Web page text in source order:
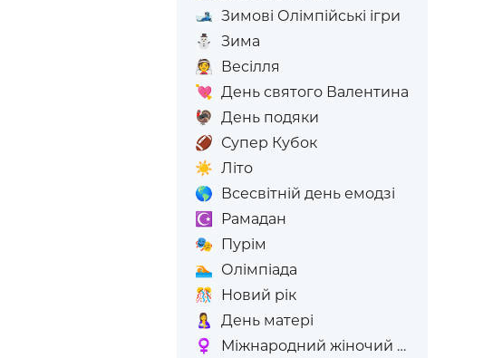
🎿 Зимові Олімпійські ігри
⛄
Зима
👰 Весілля
💘 День святого Валентина
🦃 День подяки
🏈 Супер Кубок
☀️ Літо
🌎 Всесвітній день емодзі
☪️
Рамадан
🎭 Пурім
🏊 Олімпіада
🎊
Новий рік
🤱
День матері
♀️
Міжнародний жіночий день